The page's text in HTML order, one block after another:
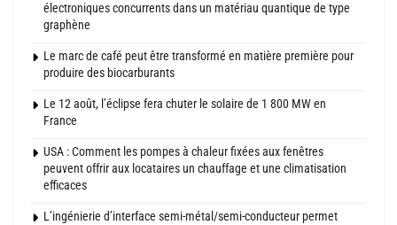
électroniques concurrents dans un matériau quantique de type
graphène
Le marc de café peut être transformé en matière première pour
produire des biocarburants
Le 12 août, l’éclipse fera chuter le solaire de 1 800 MW en
France
USA : Comment les pompes à chaleur fixées aux fenêtres
peuvent offrir aux locataires un chauffage et une climatisation
efficaces
L’ingénierie d’interface semi-métal/semi-conducteur permet